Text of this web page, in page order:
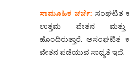
ಸಾಮೂಹಿಕ ಚರ್ಚೆ: ಸಂಘಟಿತ
ಉತ್ತಮ ವೇತನ ಮತ್ತು
ಹೊಂದಿರುತ್ತಾರೆ. ಅಸಂಘಟಿತ
ವೇತನ ಪಡೆಯುವ ಸಾಧ್ಯತೆ ಇದೆ.